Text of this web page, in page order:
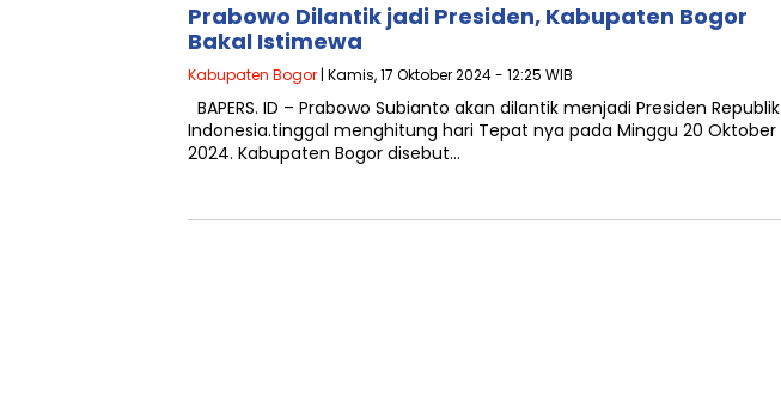
Prabowo Dilantik jadi Presiden, Kabupaten Bogor
Bakal Istimewa
Kabupaten Bogor | Kamis, 17 Oktober 2024 - 12:25 WIB
BAPERS. ID – Prabowo Subianto akan dilantik menjadi Presiden Republik
Indonesia.tinggal menghitung hari Tepat nya pada Minggu 20 Oktober
2024. Kabupaten Bogor disebut…